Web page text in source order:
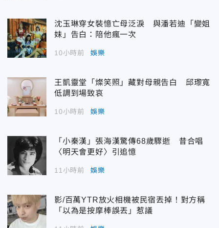
沈玉琳穿女裝憶亡母泛淚 與潘若迪「變姐
妹」告白：陪他瘋一次
10小時前 娛樂
王凱靈堂「燦笑照」藏對母親告白 邱瓈寬
低調到場致哀
10小時前 娛樂
「小秦漢」張海漢驚傳68歲驟逝 昔合唱
〈明天會更好〉引追憶
11小時前 娛樂
影/百萬YTR放火相機被民宿丟掉！對方稱
「以為是按摩棒誤丟」惹議